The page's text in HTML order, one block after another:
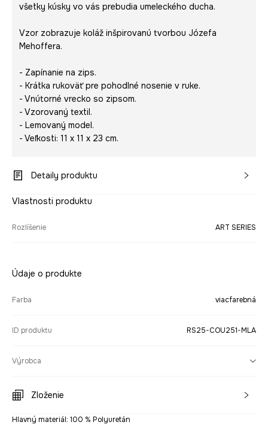
všetky kúsky vo vás prebudia umeleckého ducha.
Vzor zobrazuje koláž inšpirovanú tvorbou Józefa
Mehoffera.
- Zapínanie na zips.
- Krátka rukoväť pre pohodlné nosenie v ruke.
- Vnútorné vrecko so zipsom.
- Vzorovaný textil.
- Lemovaný model.
- Veľkosti: 11 x 11 x 23 cm.
Detaily produktu
Vlastnosti produktu
Rozlíšenie ART SERIES
Údaje o produkte
Farba viacfarebná
ID produktu RS25-COU251-MLA
Výrobca
Zloženie
Hlavný materiál: 100 % Polyuretán